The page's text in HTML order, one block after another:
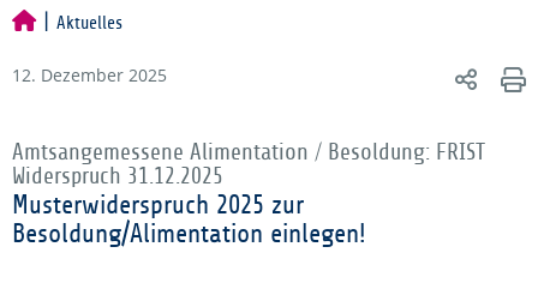
Aktuelles
12. Dezember 2025
Amtsangemessene Alimentation / Besoldung: FRIST
Widerspruch 31.12.2025
Musterwiderspruch 2025 zur
Besoldung/Alimentation einlegen!